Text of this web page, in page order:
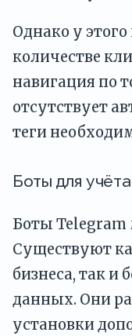
Однако у
количестве
навигация по
отсутствует
теги
Боты для
Боты Telegram
Существуют
бизнеса, так и
данных. Они
установки